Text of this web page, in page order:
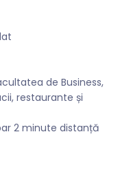
de Business,
restaurante și
2 minute distanță